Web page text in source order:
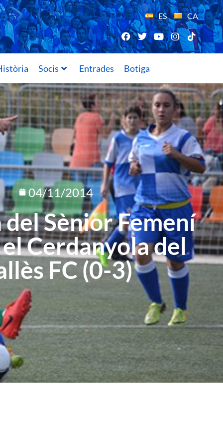
ES CA
Socis Entrades Botiga
04/11/2014
Sènior Femení
Cerdanyola del
FC (0-3)